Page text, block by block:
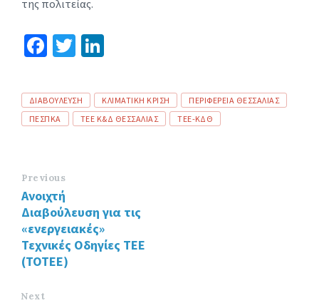
της πολιτείας.
Fa
b
o
T
tt
er
ke
dI
Tags
ΔΙΑΒΟΥΛΕΥΣΗ ΚΛΙΜΑΤΙΚΗ ΚΡΙΣΗ
ΠΕΡΙΦΕΡΕΙΑ ΘΕΣΣΑΛΙΑΣ
ΠΕΣΠΚΑ
ΤΕΕ Κ&Δ ΘΕΣΣΑΛΙΑΣ ΤΕΕ-ΚΔΘ
Previous
Ανοιχτή
Διαβούλευση για τις
«ενεργειακές»
Τεχνικές Οδηγίες ΤΕΕ
(ΤΟΤΕΕ)
Next